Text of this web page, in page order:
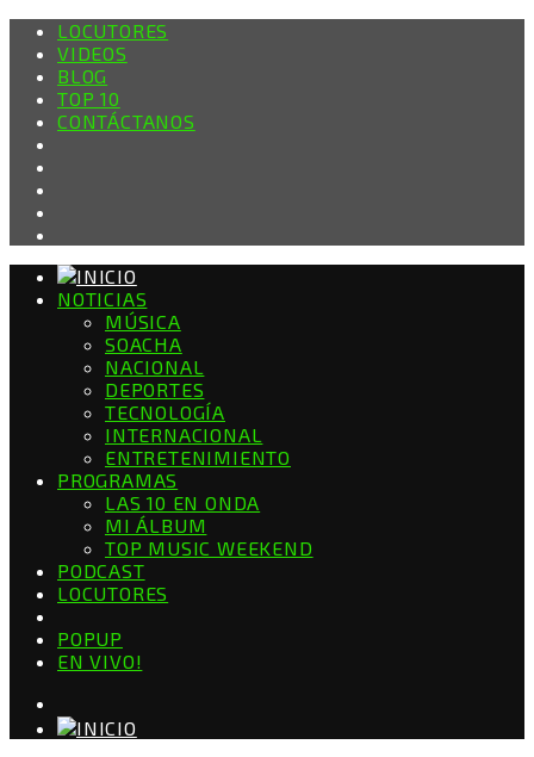
LOCUTORES
VIDEOS
BLOG
TOP 10
CONTÁCTANOS
NOTICIAS
MÚSICA
SOACHA
NACIONAL
DEPORTES
TECNOLOGÍA
INTERNACIONAL
ENTRETENIMIENTO
PROGRAMAS
LAS 10 EN ONDA
MI ÁLBUM
TOP MUSIC WEEKEND
PODCAST
LOCUTORES
POPUP
EN VIVO!